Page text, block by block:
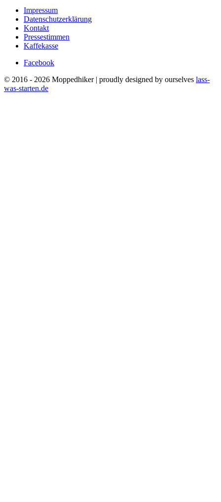
Impressum
Datenschutzerklärung
Kontakt
Pressestimmen
Kaffekasse
Facebook
© 2016 - 2026 Moppedhiker | proudly designed by ourselves lass-
was-starten.de